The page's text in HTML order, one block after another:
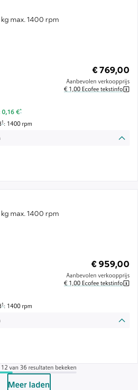
max. 1400 rpm
€ 769,00
Aanbevolen verkoopprijs
€ 1,00 Ecofee tekstinfo
0,16 €Voetnoot *: Schatting op basis van een energieprijs van
*
Voetnoot 1: De maximale centrifugesnelheid wordt automatisch
1: 1400 rpm
max. 1400 rpm
€ 959,00
Aanbevolen verkoopprijs
€ 1,00 Ecofee tekstinfo
Voetnoot 1: De maximale centrifugesnelheid wordt automatisch
1: 1400 rpm
van 36 resultaten bekeken
Meer laden